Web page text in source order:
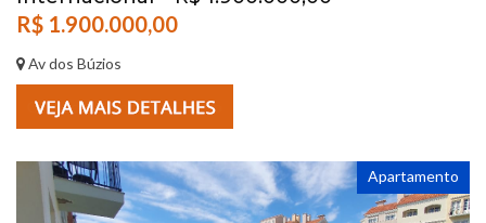
R$ 1.900.000,00
Av dos Búzios
Apartamento